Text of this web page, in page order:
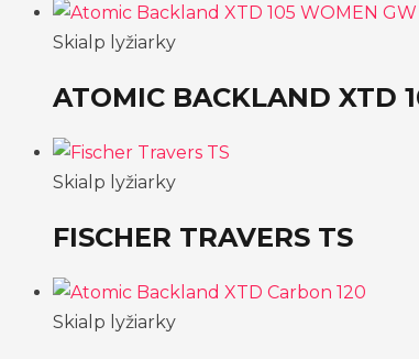
Skialp lyžiarky
ATOMIC BACKLAND XTD
Skialp lyžiarky
FISCHER TRAVERS TS
Skialp lyžiarky